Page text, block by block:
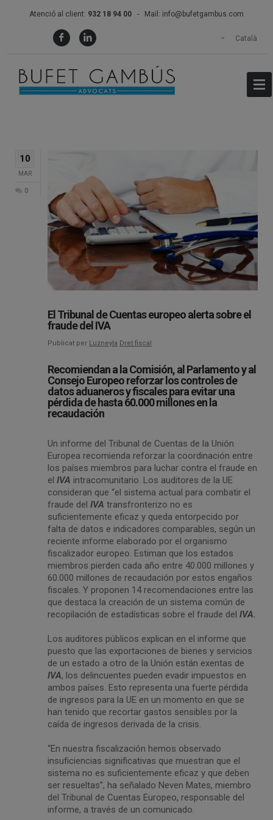
Atenció al client: 932 18 94 00 - Mail: info@bufetgambus.com
Català
10
MAR
0
El Tribunal de Cuentas europeo alerta sobre el
fraude del IVA
Publicat per Luzneyla Dret fiscal
Recomiendan a la Comisión, al Parlamento y al
Consejo Europeo reforzar los controles de
datos aduaneros y fiscales para evitar una
pérdida de hasta 60.000 millones en la
recaudación
Un informe del Tribunal de Cuentas de la Unión
Europea recomienda reforzar la coordinación entre
los países miembros para luchar contra el fraude en
el IVA intracomunitario. Los auditores de la UE
consideran que “el sistema actual para combatir el
fraude del IVA transfronterizo no es
suficientemente eficaz y queda entorpecido por
falta de datos e indicadores comparables, según un
reciente informe elaborado por el organismo
fiscalizador europeo. Estiman que los estados
miembros pierden cada año entre 40.000 millones y
60.000 millones de recaudación por estos engaños
fiscales. Y proponen 14 recomendaciones entre las
que destaca la creación de un sistema común de
recopilación de estadísticas sobre el fraude del IVA.
Los auditores públicos explican en el informe que
puesto que las exportaciones de bienes y servicios
de un estado a otro de la Unión están exentas de
IVA, los delincuentes pueden evadir impuestos en
ambos países. Esto representa una fuerte pérdida
de ingresos para la UE en un momento en que se
han tenido que recortar gastos sensibles por la
caída de ingresos derivada de la crisis.
“En nuestra fiscalización hemos observado
insuficiencias significativas que muestran que el
sistema no es suficientemente eficaz y que deben
ser resueltas”, ha señalado Neven Mates, miembro
del Tribunal de Cuentas Europeo, responsable del
informe, a través de un comunicado.